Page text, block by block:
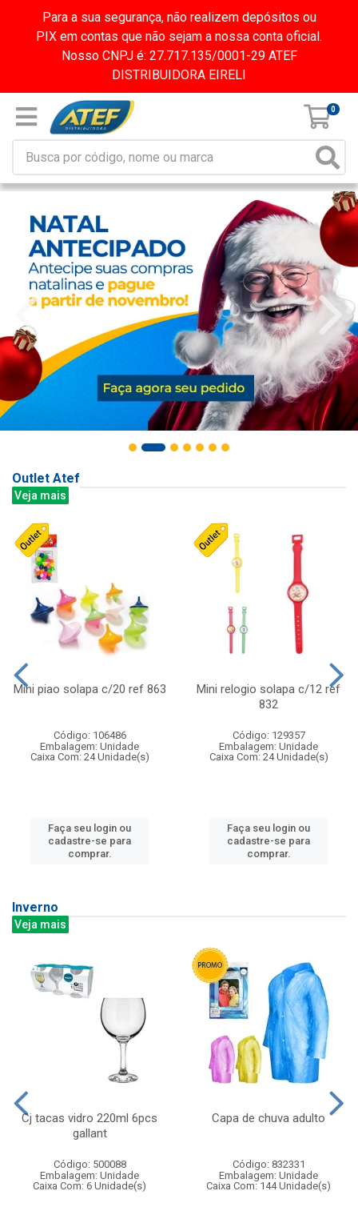
Para a sua segurança, não realizem depósitos ou
PIX em contas que não sejam a nossa conta oficial.
Nosso CNPJ é: 27.717.135/0001-29 ATEF
DISTRIBUIDORA EIRELI
0
Outlet Atef
Veja mais
Mini piao solapa c/20 ref 863
Código: 106486
Embalagem: Unidade
Caixa Com: 24 Unidade(s)
Faça seu login ou
cadastre-se para
comprar.
Mini relogio solapa c/12 ref
832
Código: 129357
Embalagem: Unidade
Caixa Com: 24 Unidade(s)
Faça seu login ou
cadastre-se para
comprar.
Inverno
Veja mais
Cj tacas vidro 220ml 6pcs
gallant
Código: 500088
Embalagem: Unidade
Caixa Com: 6 Unidade(s)
Capa de chuva adulto
Código: 832331
Embalagem: Unidade
Caixa Com: 144 Unidade(s)